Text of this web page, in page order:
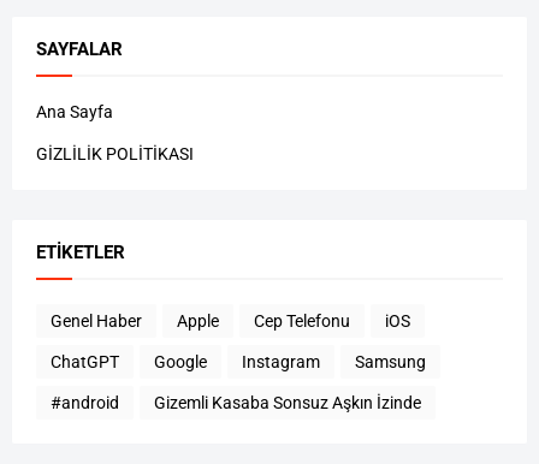
SAYFALAR
Ana Sayfa
GİZLİLİK POLİTİKASI
ETIKETLER
Genel Haber Apple Cep Telefonu iOS
ChatGPT Google Instagram Samsung
#android Gizemli Kasaba Sonsuz Aşkın İzinde